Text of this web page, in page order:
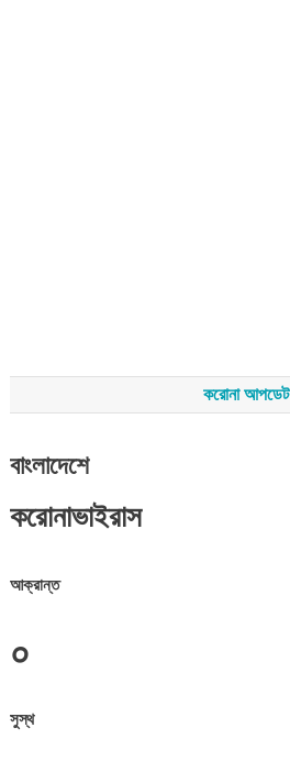
করোনা আপডেট
বাংলাদেশে
করোনাভাইরাস
আক্রান্ত
০
সুস্থ